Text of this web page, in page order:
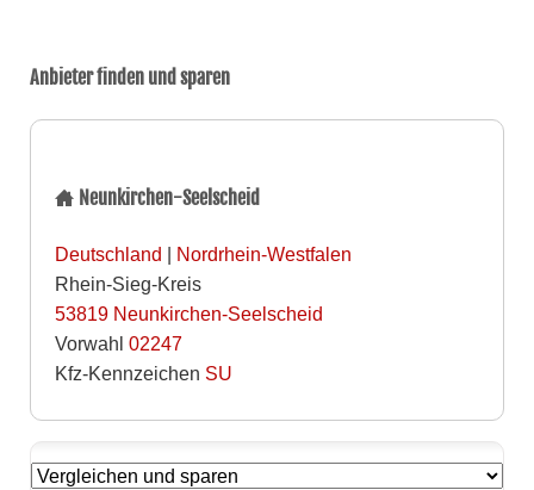
Anbieter finden und sparen
Neunkirchen-Seelscheid
Deutschland | Nordrhein-Westfalen
Rhein-Sieg-Kreis
53819 Neunkirchen-Seelscheid
Vorwahl 02247
Kfz-Kennzeichen SU